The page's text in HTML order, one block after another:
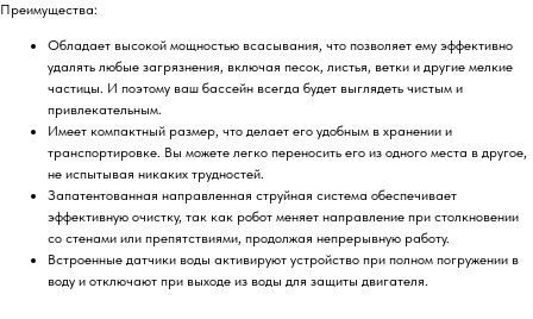
Преимущества:
Обладает высокой мощностью всасывания, что позволяет ему эффективно
удалять любые загрязнения, включая песок, листья, ветки и другие мелкие
частицы. И поэтому ваш бассейн всегда будет выглядеть чистым и
привлекательным.
Имеет компактный размер, что делает его удобным в хранении и
транспортировке. Вы можете легко переносить его из одного места в другое,
не испытывая никаких трудностей.
Запатентованная направленная струйная система обеспечивает
эффективную очистку, так как робот меняет направление при столкновении
со стенами или препятствиями, продолжая непрерывную работу.
Встроенные датчики воды активируют устройство при полном погружении в
воду и отключают при выходе из воды для защиты двигателя.